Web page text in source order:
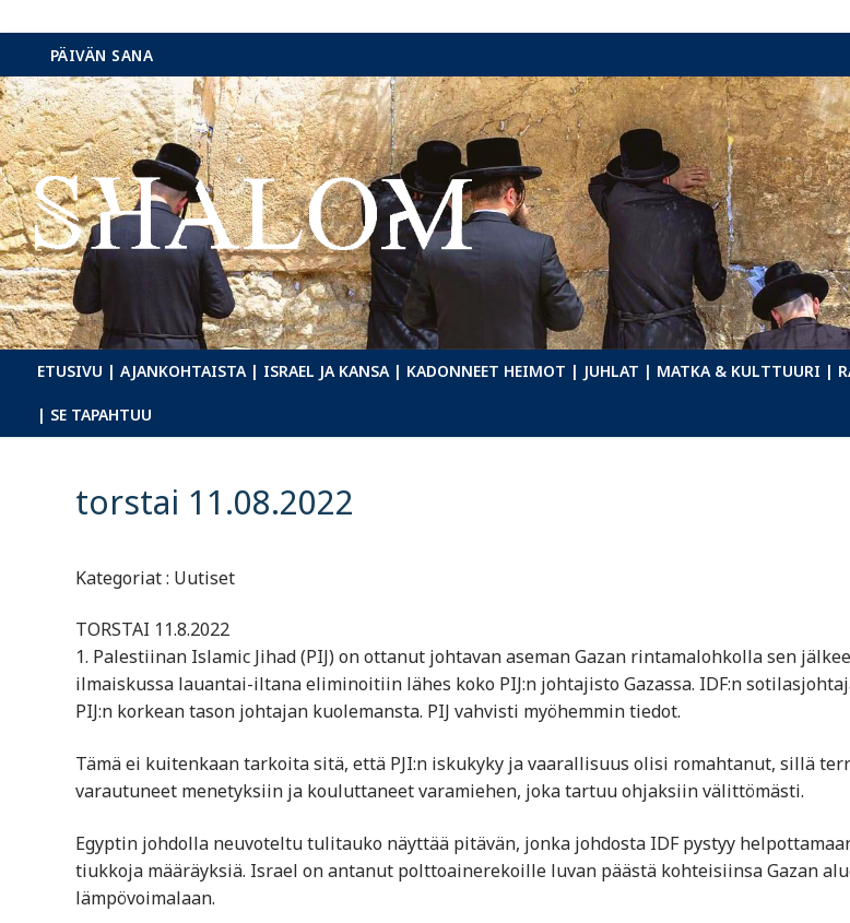
Hyppää
sisältöön
PÄIVÄN SANA
ETUSIVU | AJANKOHTAISTA | ISRAEL JA KANSA | KADONNEET HEIMOT | JUHLAT | MATKA & KULTTUURI |
| SE TAPAHTUU
torstai 11.08.2022
Kategoriat : Uutiset
TORSTAI 11.8.2022
1. Palestiinan Islamic Jihad (PIJ) on ottanut johtavan aseman Gazan rintamalohkolla sen
ilmaiskussa lauantai-iltana eliminoitiin lähes koko PIJ:n johtajisto Gazassa. IDF:n
PIJ:n korkean tason johtajan kuolemansta. PIJ vahvisti myöhemmin tiedot.
Tämä ei kuitenkaan tarkoita sitä, että PJI:n iskukyky ja vaarallisuus olisi romahtanut, sillä
varautuneet menetyksiin ja kouluttaneet varamiehen, joka tartuu ohjaksiin välittömästi.
Egyptin johdolla neuvoteltu tulitauko näyttää pitävän, jonka johdosta IDF pystyy
tiukkoja määräyksiä. Israel on antanut polttoainerekoille luvan päästä kohteisiinsa Gazan
lämpövoimalaan.